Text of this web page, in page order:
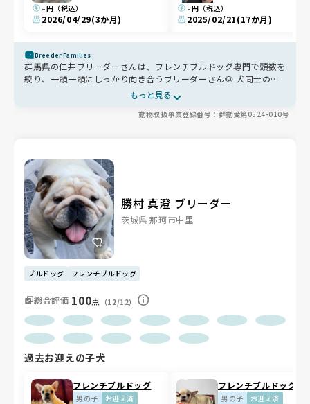
-円（税込）
2026/04/29(3か月)
-円（税込）
2025/02/21(17か月)
Breeder Families
群馬県の仁井ブリーダーさんは、フレンチブルドッグ専門で頭数を
絞り、一頭一頭にしっかり向き合うブリーダーさん🐶 犬同士の関
わりや人とのふれあいを大切にし、性格も明るく人懐っこい子ばか
り✨ お迎え後も相談でき、誕生日にはプレゼントも届く温かなサ
もっと見る
動物取扱事業登録番号：群動愛第0524-010号
勝村 真澄 ブリーダー
茨城県 那珂市中里
ブルドッグ フレンチブルドッグ
総合評価 100点 （12/12）
過去お迎えの子犬
フレンチブルドッグ
男の子 お迎え済
フレンチブルドッグ
男の子 お迎え済